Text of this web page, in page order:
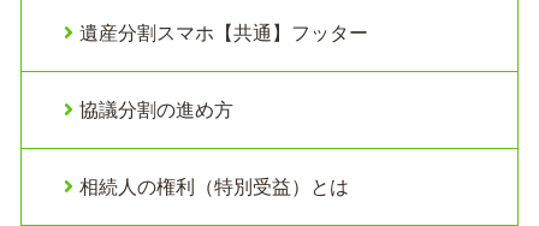
遺産分割スマホ【共通】フッター
協議分割の進め方
相続人の権利（特別受益）とは